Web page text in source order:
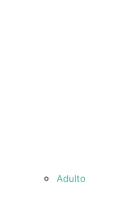
Adulto